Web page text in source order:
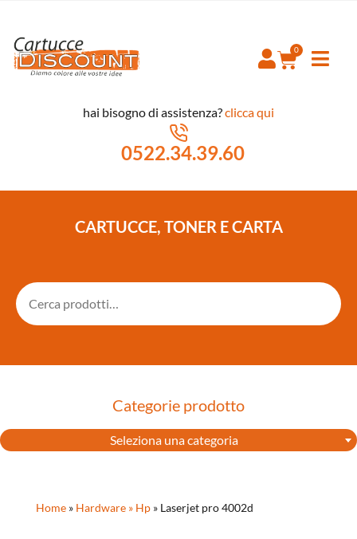
hai bisogno di assistenza?clicca qui
0522.34.39.60
CARTUCCE, TONER E CARTA
Categorie prodotto
Seleziona una categoria
Home » Hardware » Hp » Laserjet pro 4002d